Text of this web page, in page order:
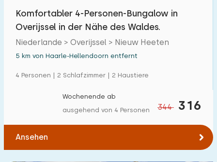
Zugänglichkeit
Eingeschränkte Mobilität
Rollstuhlgerecht
Komfortabler 4-Personen-Bungalow in
Overijssel in der Nähe des Waldes.
Niederlande > Overijssel > Nieuw Heeten
5 km von Haarle-Hellendoorn entfernt
4 Personen | 2 Schlafzimmer | 2 Haustiere
344 316
Wochenende ab
ausgehend von 4 Personen
Ansehen